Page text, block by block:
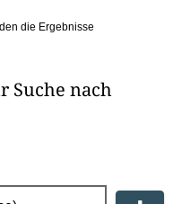
die Ergebnisse
Suche nach